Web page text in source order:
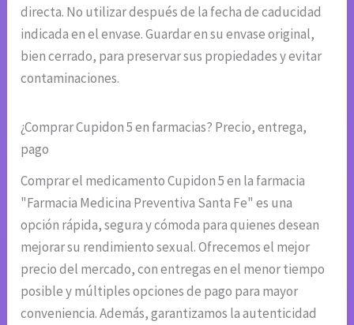
directa. No utilizar después de la fecha de caducidad
indicada en el envase. Guardar en su envase original,
bien cerrado, para preservar sus propiedades y evitar
contaminaciones.
¿Comprar Cupidon 5 en farmacias? Precio, entrega,
pago
Comprar el medicamento Cupidon 5 en la farmacia
"Farmacia Medicina Preventiva Santa Fe" es una
opción rápida, segura y cómoda para quienes desean
mejorar su rendimiento sexual. Ofrecemos el mejor
precio del mercado, con entregas en el menor tiempo
posible y múltiples opciones de pago para mayor
conveniencia. Además, garantizamos la autenticidad